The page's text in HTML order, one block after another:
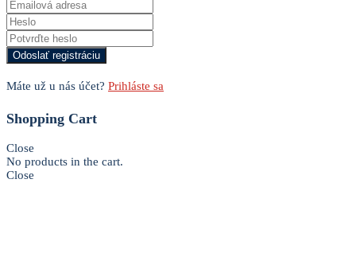
Máte už u nás účet? Prihláste sa
Shopping Cart
Close
No products in the cart.
Close